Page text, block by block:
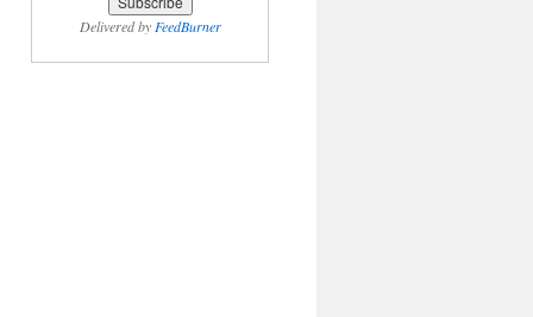
Delivered by FeedBurner